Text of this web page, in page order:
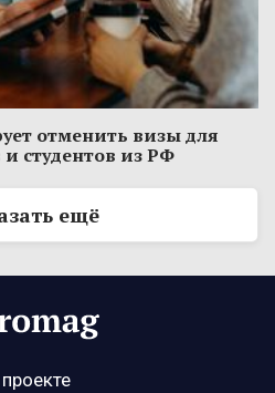
отменить визы для
студентов из РФ
ещё